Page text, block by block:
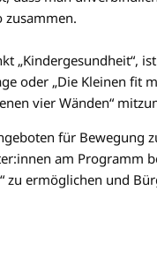
zusammen.
„Kindergesundheit“,
oder „Die Kleinen fit
vier Wänden“
für Bewegung
am Programm
zu ermöglichen und